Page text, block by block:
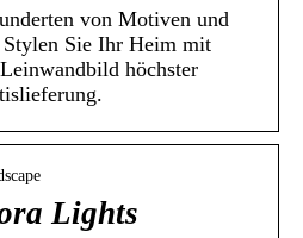
von Motiven und
Sie Ihr Heim mit
höchster
Lights